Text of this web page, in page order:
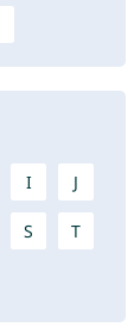
I J
S T